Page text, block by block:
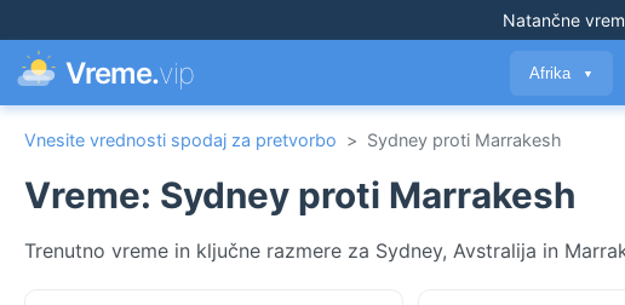
Natančne
Vreme.vip Afrika ▼
Vnesite vrednosti spodaj za pretvorbo > Sydney proti Marrakesh
Vreme: Sydney proti Marrakesh
Trenutno vreme in ključne razmere za Sydney, Avstralija in